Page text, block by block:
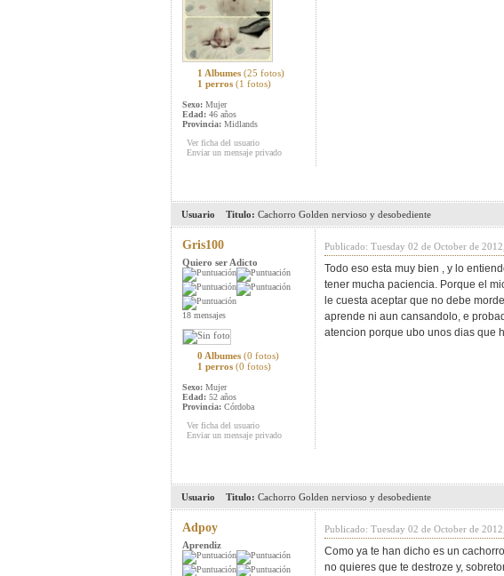
1 Albumes (25 fotos)
1 perros (1 fotos)
Sexo: Mujer
Edad: 46 años
Provincia: Midlands
Ver ficha del usuario
Enviar un mensaje privado
Usuario Titulo: Cachorro Golden nervioso y desobediente
Gris100
Quiero ser Adicto
18 mensajes
0 Albumes (0 fotos)
1 perros (0 fotos)
Sexo: Mujer
Edad: 52 años
Provincia: Córdoba
Ver ficha del usuario
Enviar un mensaje privado
Publicado: Tuesday 02 de October de
Todo eso esta muy bien , y lo
tener mucha paciencia. Porque el
le cuesta aceptar que no debe
aprende ni aun cansandolo, e
atencion porque ubo unos dias que
Usuario Titulo: Cachorro Golden nervioso y desobediente
Adpoy
Aprendiz
Publicado: Tuesday 02 de October de
Como ya te han dicho es un
no quieres que te destroze y,